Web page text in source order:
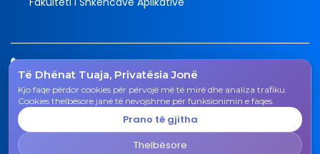
Të Dhënat Tuaja, Privatësia Jonë
Kjo faqe përdor cookies për përvojë më të mirë dhe analiza trafiku.
Cookies thelbësore janë të nevojshme për funksionimin e faqes.
Prano të gjitha
Thelbësore
Tel.
038 200 20 831
Email
rektorati@uni-gjk.org
Rektorati - Rr. "Ismail Qemali", n.n., 50 000 Gjakovë,